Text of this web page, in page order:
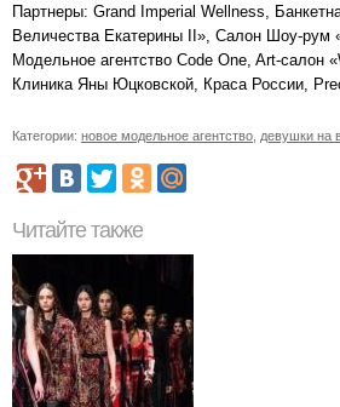
Партнеры: Grand Imperial Wellness,
Величества Екатерины II», Салон Шоу-рум
Модельное агентство Code One, Art-салон
Клиника Яны Юцковской, Краса России,
Категории: новое модельное агентство девушки на
Читайте также